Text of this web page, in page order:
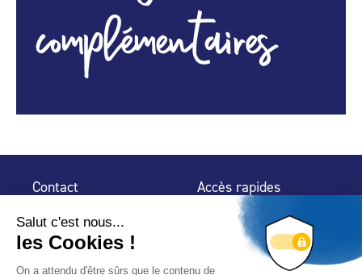
complémentaires
Contact
32 rue de Mogador
75 009 Paris
Accès rapides
Espace Presse
Trouver un
professionnel